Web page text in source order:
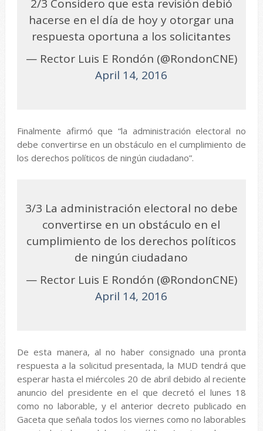
2/3 Considero que esta revisión debió
hacerse en el día de hoy y otorgar una
respuesta oportuna a los solicitantes
— Rector Luis E Rondón (@RondonCNE)
April 14, 2016
Finalmente afirmó que “la administración electoral no
debe convertirse en un obstáculo en el cumplimiento de
los derechos políticos de ningún ciudadano”.
3/3 La administración electoral no debe
convertirse en un obstáculo en el
cumplimiento de los derechos políticos
de ningún ciudadano
— Rector Luis E Rondón (@RondonCNE)
April 14, 2016
De esta manera, al no haber consignado una pronta
respuesta a la solicitud presentada, la MUD tendrá que
esperar hasta el miércoles 20 de abril debido al reciente
anuncio del presidente en el que decretó el lunes 18
como no laborable, y el anterior decreto publicado en
Gaceta que señala todos los viernes como no laborables